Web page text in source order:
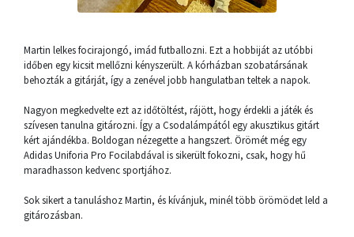
Martin lelkes focirajongó, imád futballozni. Ezt a hobbiját az utóbbi
időben egy kicsit mellőzni kényszerült. A kórházban szobatársának
behozták a gitárját, így a zenével jobb hangulatban teltek a napok.
Nagyon megkedvelte ezt az időtöltést, rájött, hogy érdekli a játék és
szívesen tanulna gitározni. Így a Csodalámpától egy akusztikus gitárt
kért ajándékba. Boldogan nézegette a hangszert. Örömét még egy
Adidas Uniforia Pro Focilabdával is sikerült fokozni, csak, hogy hű
maradhasson kedvenc sportjához.
Sok sikert a tanuláshoz Martin, és kívánjuk, minél több örömödet leld a
gitározásban.